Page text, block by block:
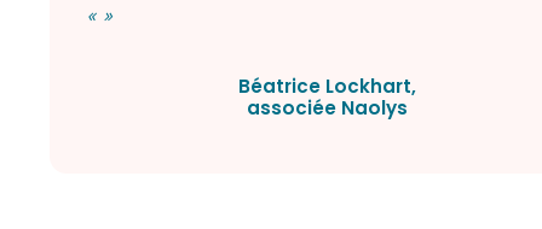
« »
Béatrice Lockhart,
associée Naolys